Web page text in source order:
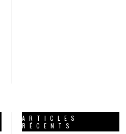
ARTICLES
RÉCENTS